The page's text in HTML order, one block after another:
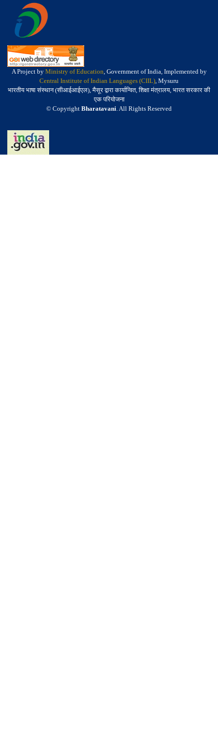
A Project by Ministry of Education, Government of India, Implemented by
Central Institute of Indian Languages (CIIL), Mysuru
भारतीय भाषा संस्थान (सीआईआईएल), मैसूर द्वारा कार्यान्वित, शिक्षा मंत्रालय, भारत सरकार की
एक परियोजना
© Copyright Bharatavani. All Rights Reserved